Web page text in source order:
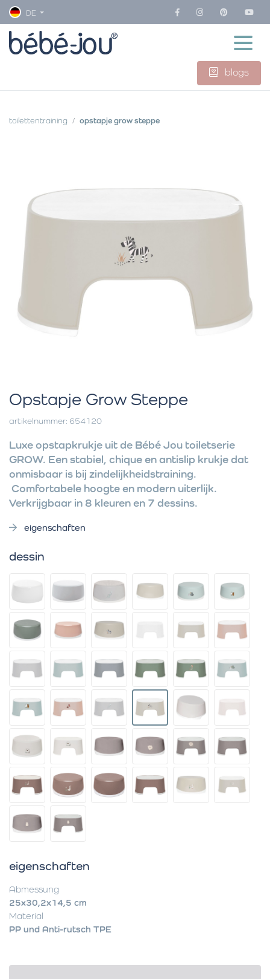
DE
blogs
toilettentraining opstapje grow steppe
Opstapje Grow Steppe
artikelnummer: 654120
Luxe opstapkrukje uit de Bébé Jou toiletserie
GROW. Een stabiel, chique en antislip krukje dat
onmisbaar is bij zindelijkheidstraining.
Comfortabele hoogte en modern uiterlijk.
Verkrijgbaar in 8 kleuren en 7 dessins.
eigenschaften
dessin
eigenschaften
Abmessung
25x30,2x14,5 cm
Material
PP und Anti-rutsch TPE